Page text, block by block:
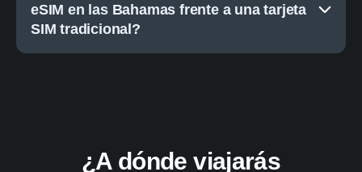
eSIM en las Bahamas frente a una tarjeta
SIM tradicional?
¿A dónde viajarás